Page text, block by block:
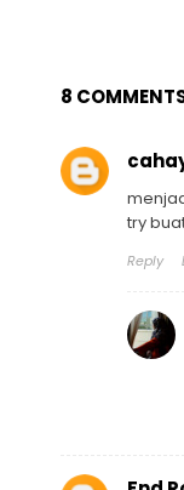
8
try
Reply